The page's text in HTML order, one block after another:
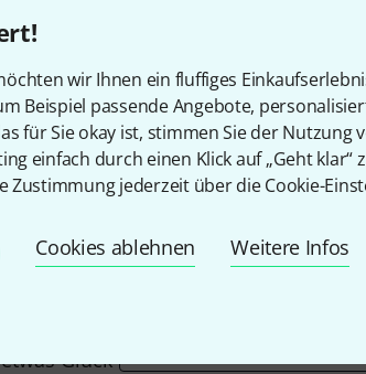
wir Ihnen ein fluffiges
Beispiel passende Angebote,
für Sie okay ist, stimmen Sie der Nutzung
einfach durch einen Klick auf „Geht klar“
Zustimmung jederzeit über die Cookie-
Cookies ablehnen Weitere Infos
Ihnen, was Sie sehen?
Teilen Hilfe & Feedback
Glück